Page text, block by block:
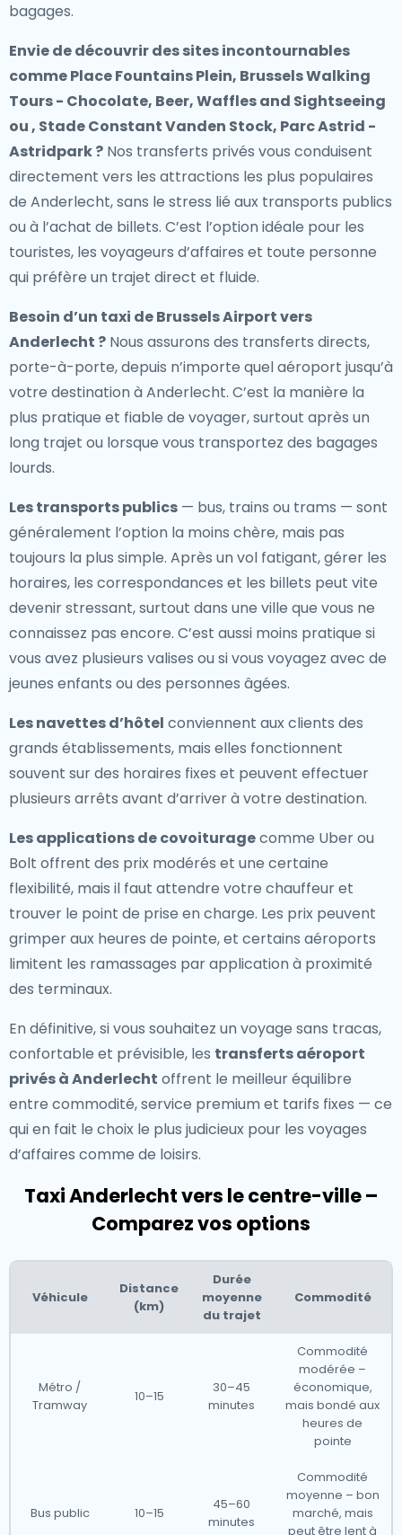
bagages.
Envie de découvrir des sites incontournables
comme Place Fountains Plein, Brussels Walking
Tours - Chocolate, Beer, Waffles and Sightseeing
ou , Stade Constant Vanden Stock, Parc Astrid -
Astridpark ? Nos transferts privés vous conduisent
directement vers les attractions les plus populaires
de Anderlecht, sans le stress lié aux transports publics
ou à l’achat de billets. C’est l’option idéale pour les
touristes, les voyageurs d’affaires et toute personne
qui préfère un trajet direct et fluide.
Besoin d’un taxi de Brussels Airport vers
Anderlecht ? Nous assurons des transferts directs,
porte-à-porte, depuis n’importe quel aéroport jusqu’à
votre destination à Anderlecht. C’est la manière la
plus pratique et fiable de voyager, surtout après un
long trajet ou lorsque vous transportez des bagages
lourds.
Les transports publics — bus, trains ou trams — sont
généralement l’option la moins chère, mais pas
toujours la plus simple. Après un vol fatigant, gérer les
horaires, les correspondances et les billets peut vite
devenir stressant, surtout dans une ville que vous ne
connaissez pas encore. C’est aussi moins pratique si
vous avez plusieurs valises ou si vous voyagez avec de
jeunes enfants ou des personnes âgées.
Les navettes d’hôtel conviennent aux clients des
grands établissements, mais elles fonctionnent
souvent sur des horaires fixes et peuvent effectuer
plusieurs arrêts avant d’arriver à votre destination.
Les applications de covoituragecomme Uber ou
Bolt offrent des prix modérés et une certaine
flexibilité, mais il faut attendre votre chauffeur et
trouver le point de prise en charge. Les prix peuvent
grimper aux heures de pointe, et certains aéroports
limitent les ramassages par application à proximité
des terminaux.
En définitive, si vous souhaitez un voyage sans tracas,
confortable et prévisible, les transferts aéroport
privés à Anderlecht offrent le meilleur équilibre
entre commodité, service premium et tarifs fixes — ce
qui en fait le choix le plus judicieux pour les voyages
d’affaires comme de loisirs.
Taxi Anderlecht vers le centre-ville –
Comparez vos options
Véhicule
Distance
(km)
Durée
moyenne
du trajet
Commodité
Métro /
Tramway
10–15
30–45
minutes
Commodité
modérée –
économique,
mais bondé aux
heures de
pointe
Bus public 10–15
45–60
minutes
Commodité
moyenne – bon
marché, mais
peut être lent à